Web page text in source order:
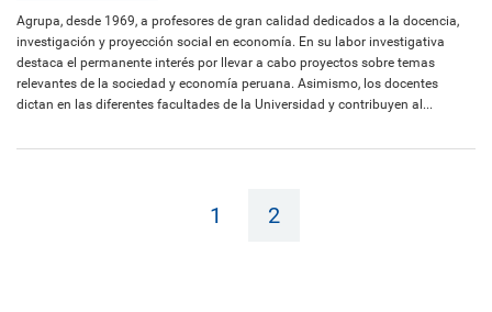
Agrupa, desde 1969, a profesores de gran calidad dedicados a la docencia,
investigación y proyección social en economía. En su labor investigativa
destaca el permanente interés por llevar a cabo proyectos sobre temas
relevantes de la sociedad y economía peruana. Asimismo, los docentes
dictan en las diferentes facultades de la Universidad y contribuyen al...
1 2